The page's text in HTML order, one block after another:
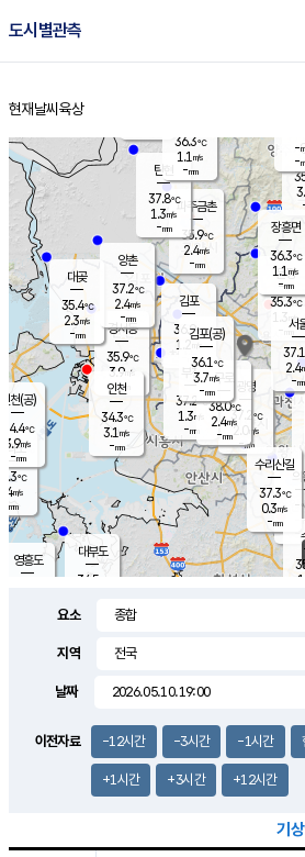
도시별관측
홈
현재날씨 육상
의도
℃
m/s
mm
영흥도
2.7m/s
대부도
34.5
경서동
35.9℃
3.9m/s
-mm
파주금촌
35.9℃
2.4m/s
-mm
대곶
35.4℃
2.3m/s
-mm
탄현
37.8℃
1.3m/s
-mm
-
김포
36.9℃
1.2 m/s
mm
광명
37.2 ℃
2.0 m/s
-mm
부천
37.2℃
1.3m/s
-mm
양촌
37.2℃
2.4m/s
-mm
구로
38.0℃
2.4m/s
-mm
은평
35.3℃
1.3 m/s
- mm
수리산길
37.3℃
0.3m/s
-mm
장흥면
36.3℃
1.1 m/s
-mm
-
-
인천(공)
34.4℃
3.9m/s
-mm
김포(공)
36.1℃
3.7m/s
-mm
인천
34.3℃
3.1 m/s
-mm
서
37.1
2.4
-mm
36.3℃
1.1 m/s
-mm
요소
지역
날짜
이전자료 -12시간 -3시간 -1시간
+1시간 +3시간 +12시간
기